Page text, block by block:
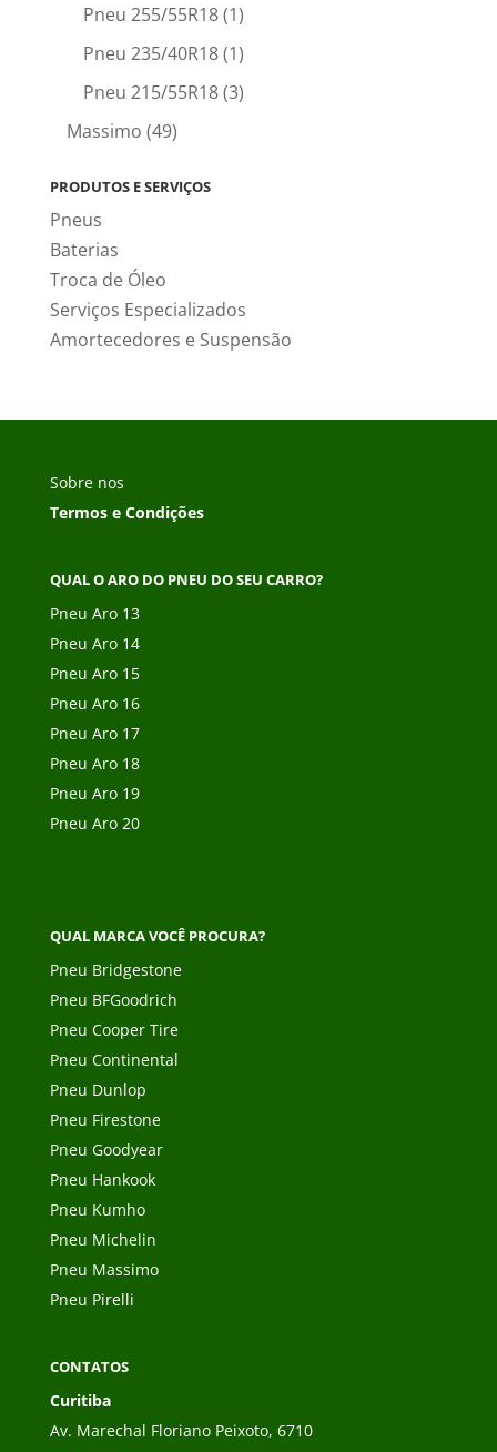
Pneu 255/55R18(1)
Pneu 235/40R18(1)
Pneu 215/55R18(3)
Massimo (49)
PRODUTOS E SERVIÇOS
Pneus
Baterias
Troca de Óleo
Serviços Especializados
Amortecedores e Suspensão
Sobre nos
Termos e Condições
QUAL O ARO DO PNEU DO SEU CARRO?
Pneu Aro 13
Pneu Aro 14
Pneu Aro 15
Pneu Aro 16
Pneu Aro 17
Pneu Aro 18
Pneu Aro 19
Pneu Aro 20
QUAL MARCA VOCÊ PROCURA?
Pneu Bridgestone
Pneu BFGoodrich
Pneu Cooper Tire
Pneu Continental
Pneu Dunlop
Pneu Firestone
Pneu Goodyear
Pneu Hankook
Pneu Kumho
Pneu Michelin
Pneu Massimo
Pneu Pirelli
CONTATOS
Curitiba
Av. Marechal Floriano Peixoto, 6710